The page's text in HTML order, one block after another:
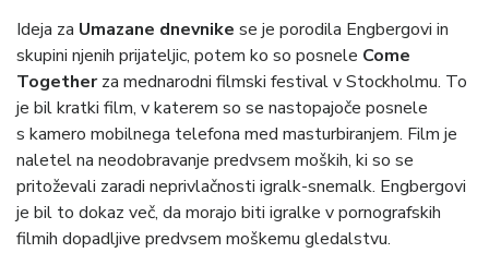
Ideja za Umazane dnevnike se je porodila Engbergovi in
skupini njenih prijateljic, potem ko so posnele Come
Togetherza mednarodni filmski festival v Stockholmu. To
je bil kratki film, v katerem so se nastopajoče posnele
s kamero mobilnega telefona med masturbiranjem. Film je
naletel na neodobravanje predvsem moških, ki so se
pritoževali zaradi neprivlačnosti igralk-snemalk. Engbergovi
je bil to dokaz več, da morajo biti igralke v pornografskih
filmih dopadljive predvsem moškemu gledalstvu.